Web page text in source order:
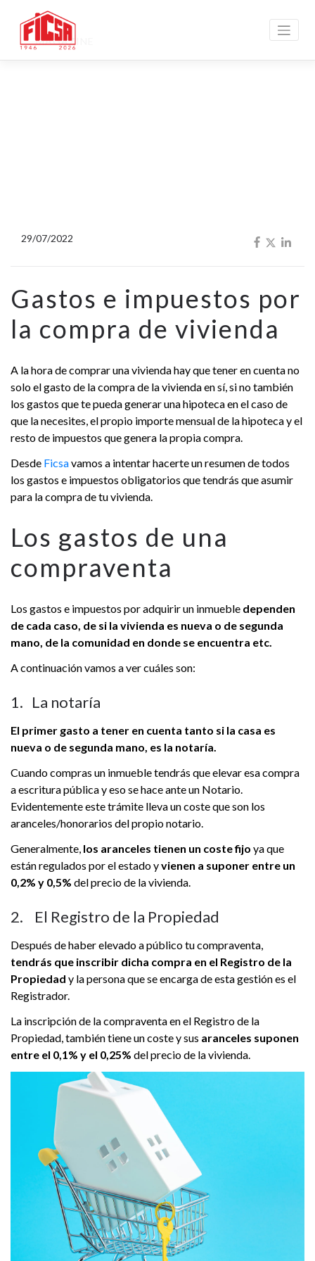
MAGAZINE
29/07/2022
Gastos e impuestos por
la compra de vivienda
A la hora de comprar una vivienda hay que tener en cuenta no
solo el gasto de la compra de la vivienda en sí, si no también
los gastos que te pueda generar una hipoteca en el caso de
que la necesites, el propio importe mensual de la hipoteca y el
resto de impuestos que genera la propia compra.
Desde Ficsavamos a intentar hacerte un resumen de todos
los gastos e impuestos obligatorios que tendrás que asumir
para la compra de tu vivienda.
Los gastos de una
compraventa
Los gastos e impuestos por adquirir un inmueble dependen
de cada caso, de si la vivienda es nueva o de segunda
mano, de la comunidad en donde se encuentra etc.
A continuación vamos a ver cuáles son:
1. La notaría
El primer gasto a tener en cuenta tanto si la casa es
nueva o de segunda mano, es la notaría.
Cuando compras un inmueble tendrás que elevar esa compra
a escritura pública y eso se hace ante un Notario.
Evidentemente este trámite lleva un coste que son los
aranceles/honorarios del propio notario.
Generalmente, los aranceles tienen un coste fijo ya que
están regulados por el estado yvienen a suponer entre un
0,2% y 0,5% del precio de la vivienda.
2. El Registro de la Propiedad
Después de haber elevado a público tu compraventa,
tendrás que inscribir dicha compra en el Registro de la
Propiedad y la persona que se encarga de esta gestión es el
Registrador.
La inscripción de la compraventa en el Registro de la
Propiedad, también tiene un coste y sus aranceles suponen
entre el 0,1% y el 0,25% del precio de la vivienda.